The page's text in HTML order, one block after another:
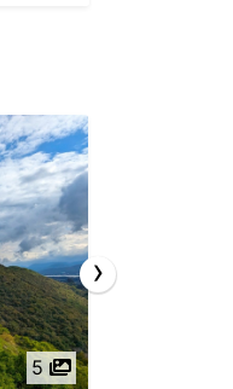
5
›